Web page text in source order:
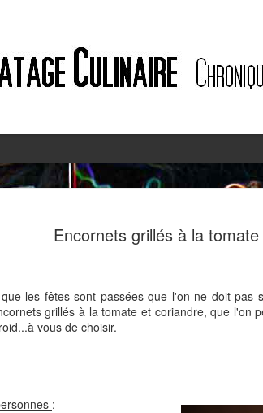
Encornets grillés à la
les fêtes sont passées que l'on ne doit pas
grillés à la tomate et coriandre, que l'on
vous de choisir.
:
2